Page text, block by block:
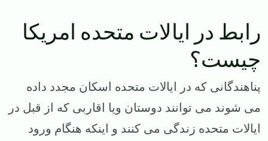
رابط در ایالات متحده امریکا
چیست؟
پناهندگانی که در ایالات متحده اسکان مجدد داده
می شوند می توانند دوستان ویا اقاربی که از قبل در
ایالات متحده زندگی می کنند و اینکه هنگام ورود